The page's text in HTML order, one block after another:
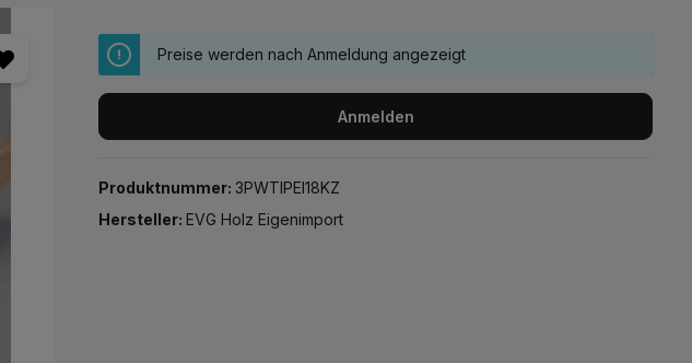
Preise werden nach Anmeldung angezeigt
Anmelden
Produktnummer:3PWTIPEI18KZ
Hersteller:EVG Holz Eigenimport